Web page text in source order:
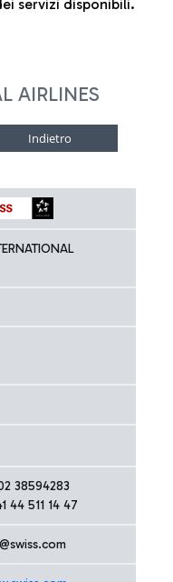
servizi disponibili.
AIRLINES
38594283
44 511 14 47